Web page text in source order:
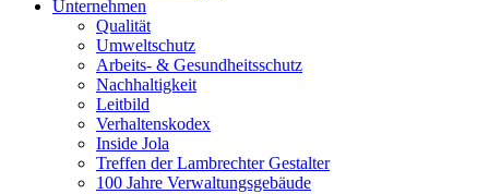
Unternehmen
Qualität
Umweltschutz
Arbeits- & Gesundheitsschutz
Nachhaltigkeit
Leitbild
Verhaltenskodex
Inside Jola
Treffen der Lambrechter Gestalter
100 Jahre Verwaltungsgebäude